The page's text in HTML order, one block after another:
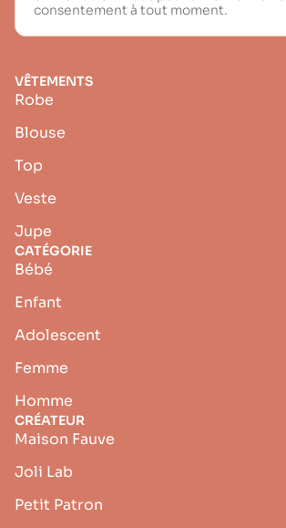
consentement à tout moment.
VÊTEMENTS
Robe
Blouse
Top
Veste
Jupe
CATÉGORIE
Bébé
Enfant
Adolescent
Femme
Homme
CRÉATEUR
Maison Fauve
Joli Lab
Petit Patron